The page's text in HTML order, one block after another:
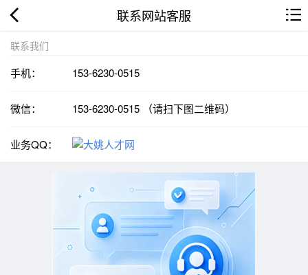
联系网站客服
联系我们
手机： 153-6230-0515
微信： 153-6230-0515 （请扫下图二维码）
业务QQ：